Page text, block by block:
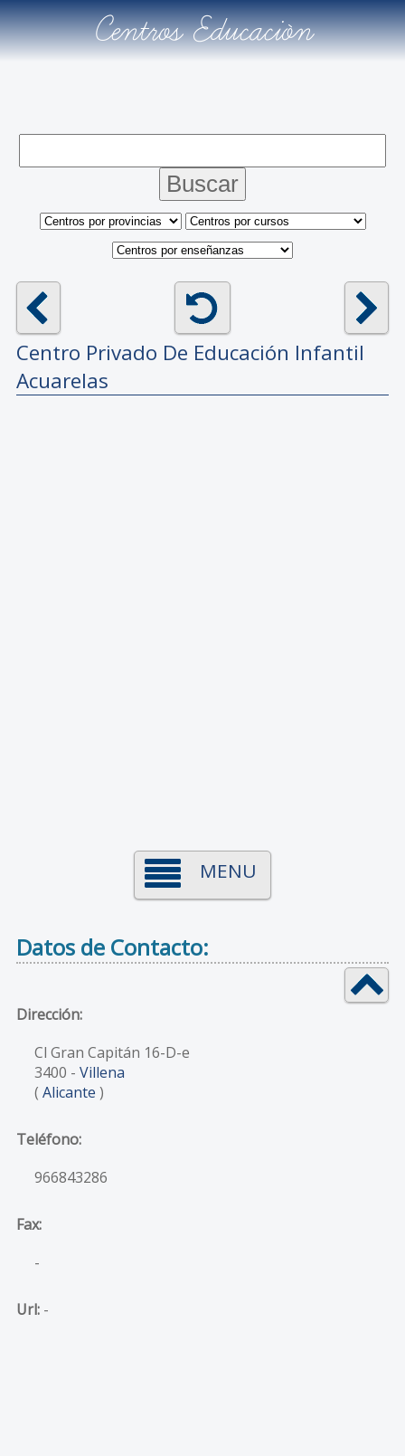
Centros Educación
Centro Privado De Educación Infantil
Acuarelas
MENU
Datos de Contacto:
Dirección:
Cl Gran Capitán 16-D-e
3400 - Villena
( Alicante )
Teléfono:
966843286
Fax:
-
Url:-